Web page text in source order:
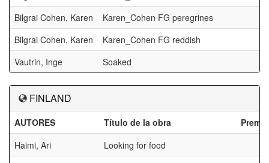
Bilgrai Cohen, Karen
Karen_Cohen FG peregrines
Bilgrai Cohen, Karen
Karen_Cohen FG reddish
Vautrin, Inge
Soaked
FINLAND
AUTORES Título de la obra
Haimi, Ari
Looking for food